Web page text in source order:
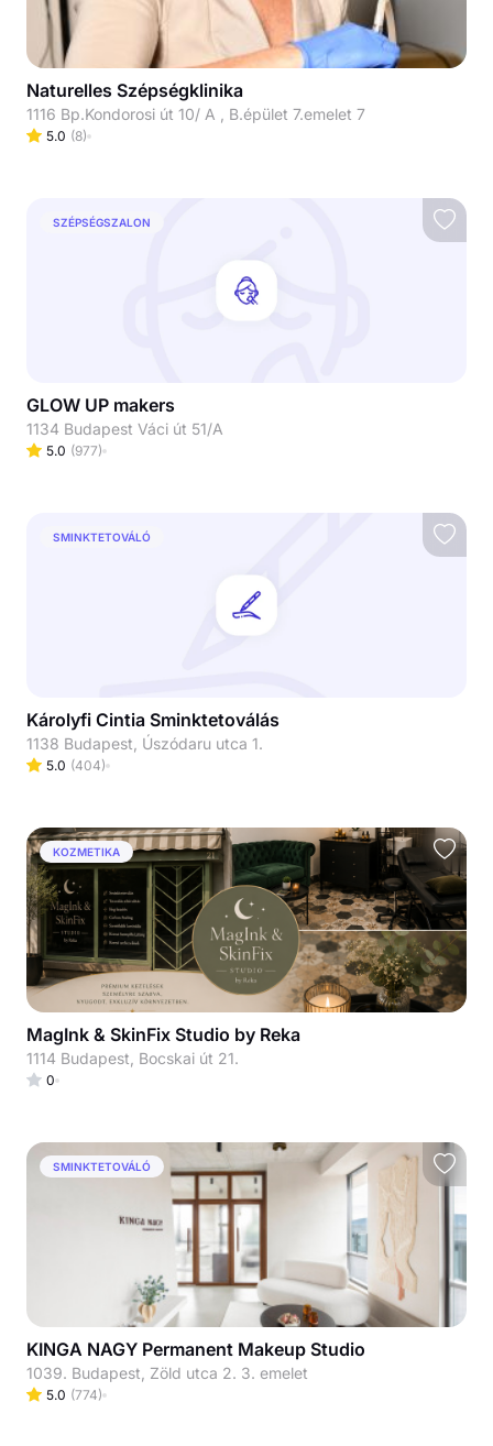
Naturelles Szépségklinika
1116 Bp.Kondorosi út 10/ A , B.épület 7.emelet 7
5.0 (8)
SZÉPSÉGSZALON
GLOW UP makers
1134 Budapest Váci út 51/A
5.0 (977)
SMINKTETOVÁLÓ
Károlyfi Cintia Sminktetoválás
1138 Budapest, Úszódaru utca 1.
5.0 (404)
KOZMETIKA
MagInk & SkinFix Studio by Reka
1114 Budapest, Bocskai út 21.
0
SMINKTETOVÁLÓ
KINGA NAGY Permanent Makeup Studio
1039. Budapest, Zöld utca 2. 3. emelet
5.0 (774)